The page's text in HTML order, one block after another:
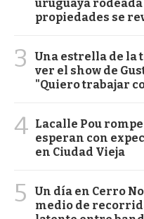
uruguaya
propiedades se
3
Una estrella de la
ver el show de
"Quiero trabajar
4 Lacalle Pou
esperan con
en Ciudad Vieja
5
Un día en Cerro
medio de